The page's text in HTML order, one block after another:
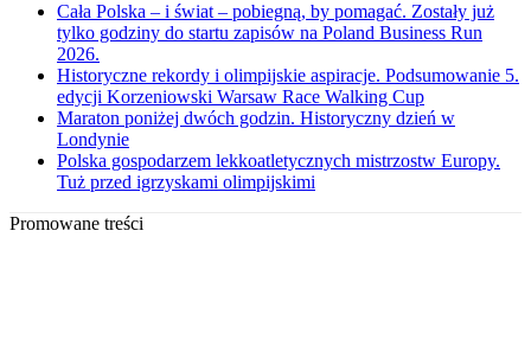
Cała Polska – i świat – pobiegną, by pomagać. Zostały już
tylko godziny do startu zapisów na Poland Business Run
2026.
Historyczne rekordy i olimpijskie aspiracje. Podsumowanie 5.
edycji Korzeniowski Warsaw Race Walking Cup
Maraton poniżej dwóch godzin. Historyczny dzień w
Londynie
Polska gospodarzem lekkoatletycznych mistrzostw Europy.
Tuż przed igrzyskami olimpijskimi
Promowane treści